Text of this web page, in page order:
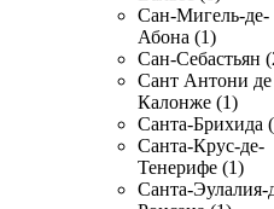
Сан-Мигель-де-
Абона (1)
Сан-Себастьян
Сант Антони де
Калонже (1)
Санта-Брихида
Санта-Крус-де-
Тенерифе (1)
Санта-Эулалия-